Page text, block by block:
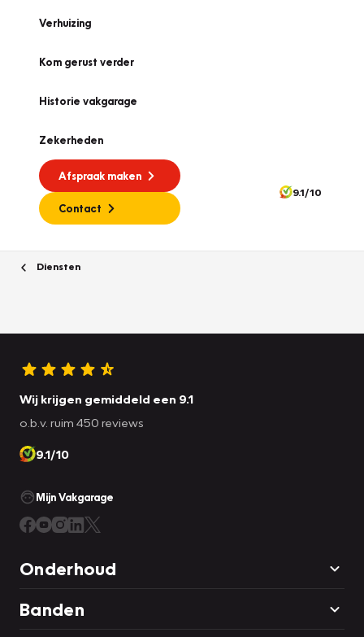
Verhuizing
Kom gerust verder
Historie vakgarage
Zekerheden
Afspraak maken
Contact
9.1/10
Diensten
Wij krijgen gemiddeld een 9.1
o.b.v. ruim 450 reviews
9.1/10
Mijn Vakgarage
Onderhoud
Banden